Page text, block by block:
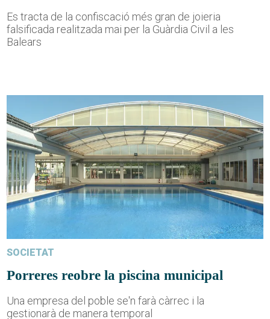
Es tracta de la confiscació més gran de joieria
falsificada realitzada mai per la Guàrdia Civil a les
Balears
SOCIETAT
Porreres reobre la piscina municipal
Una empresa del poble se'n farà càrrec i la
gestionarà de manera temporal